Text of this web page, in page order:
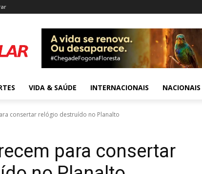
VIDA & SAÚDE INTERNACIONAIS NACIONAIS
consertar relógio destruído no Planalto
para consertar